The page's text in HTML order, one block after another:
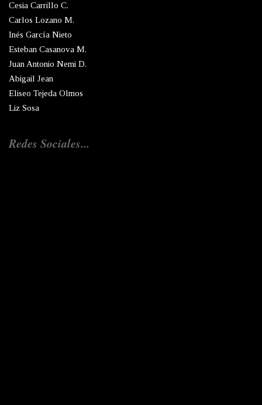
Cesia Carrillo C.
Carlos Lozano M.
Inés García Nieto
Esteban Casanova M.
Juan Antonio Nemi D.
Abigail Jean
Eliseo Tejeda Olmos
Liz Sosa
Redes Sociales...